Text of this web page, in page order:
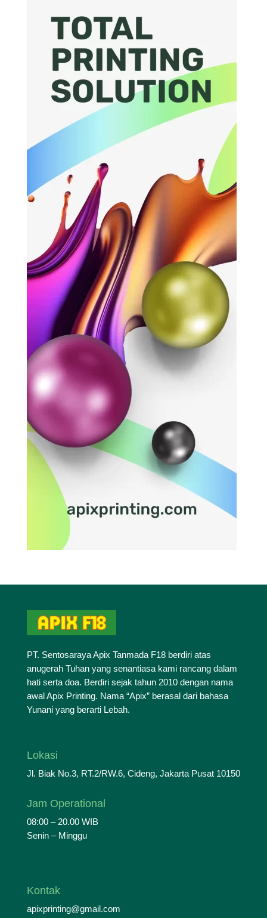
PT. Sentosaraya Apix Tanmada F18 berdiri atas
anugerah Tuhan yang senantiasa kami rancang dalam
hati serta doa. Berdiri sejak tahun 2010 dengan nama
awal Apix Printing. Nama “Apix” berasal dari bahasa
Yunani yang berarti Lebah.
Lokasi
Jl. Biak No.3, RT.2/RW.6, Cideng, Jakarta Pusat 10150
Jam Operational
08:00 – 20.00 WIB
Senin – Minggu
Kontak
apixprinting@gmail.com